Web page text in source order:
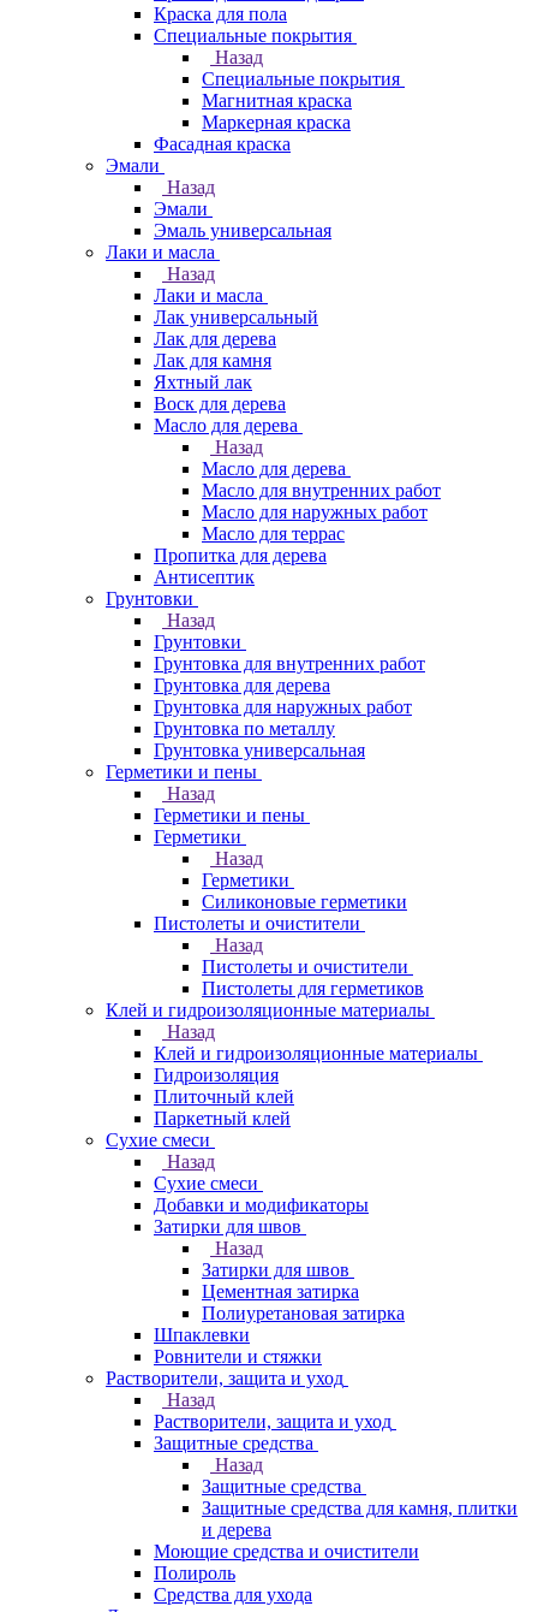
Краска для пола
Специальные покрытия
Назад
Специальные покрытия
Магнитная краска
Маркерная краска
Фасадная краска
Эмали
Назад
Эмали
Эмаль универсальная
Лаки и масла
Назад
Лаки и масла
Лак универсальный
Лак для дерева
Лак для камня
Яхтный лак
Воск для дерева
Масло для дерева
Назад
Масло для дерева
Масло для внутренних работ
Масло для наружных работ
Масло для террас
Пропитка для дерева
Антисептик
Грунтовки
Назад
Грунтовки
Грунтовка для внутренних работ
Грунтовка для дерева
Грунтовка для наружных работ
Грунтовка по металлу
Грунтовка универсальная
Герметики и пены
Назад
Герметики и пены
Герметики
Назад
Герметики
Силиконовые герметики
Пистолеты и очистители
Назад
Пистолеты и очистители
Пистолеты для герметиков
Клей и гидроизоляционные материалы
Назад
Клей и гидроизоляционные материалы
Гидроизоляция
Плиточный клей
Паркетный клей
Сухие смеси
Назад
Сухие смеси
Добавки и модификаторы
Затирки для швов
Назад
Затирки для швов
Цементная затирка
Полиуретановая затирка
Шпаклевки
Ровнители и стяжки
Растворители, защита и уход
Назад
Растворители, защита и уход
Защитные средства
Назад
Защитные средства
Защитные средства для камня, плитки
и дерева
Моющие средства и очистители
Полироль
Средства для ухода